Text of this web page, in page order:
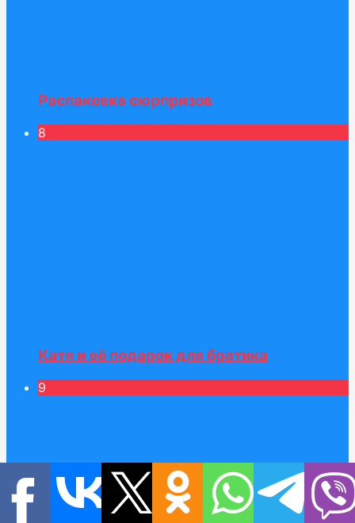
Распаковка сюрпризов
8
Катя и её подарок для братика
9